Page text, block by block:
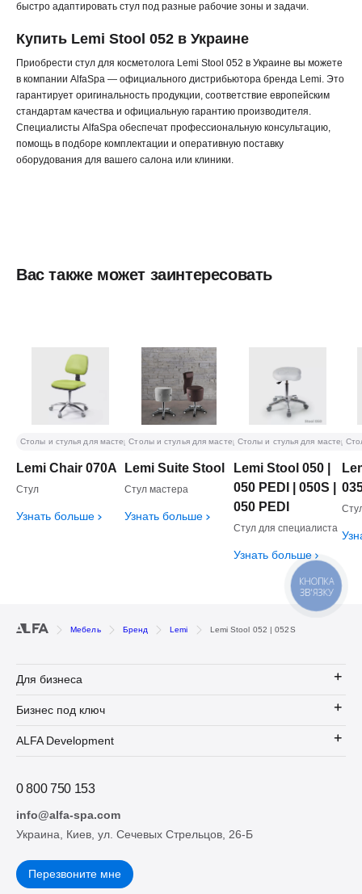
быстро адаптировать стул под разные рабочие зоны и задачи.
Купить Lemi Stool 052 в Украине
Приобрести стул для косметолога Lemi Stool 052 в Украине вы можете
в компании AlfaSpa — официального дистрибьютора бренда Lemi. Это
гарантирует оригинальность продукции, соответствие европейским
стандартам качества и официальную гарантию производителя.
Специалисты AlfaSpa обеспечат профессиональную консультацию,
помощь в подборе комплектации и оперативную поставку
оборудования для вашего салона или клиники.
Вас также может заинтересовать
Lemi Chair 070A
Стул
Узнать больше
Столы и стулья для мастеров
Lemi Suite Stool
Стул мастера
Узнать больше
Столы и стулья для мастеров
Lemi Stool 050 |
050 PEDI | 050S |
050 PEDI
Стул для специалиста
Узнать больше
Столы и стулья для мастеров
Мебель Бренд Lemi Lemi Stool 052 | 052S
Для бизнеса
Бизнес под ключ
ALFA Development
0 800 750 153
info@alfa-spa.com
Украина, Киев, ул. Сечевых Стрельцов, 26-Б
Перезвоните мне
КНОПКА
ЗВ'ЯЗКУ